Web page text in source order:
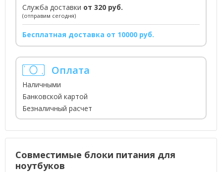
Служба доставки от 320 руб.
(отправим сегодня)
Бесплатная доставка от 10000 руб.
Оплата
Наличными
Банковской картой
Безналичный расчет
Совместимые блоки питания для
ноутбуков